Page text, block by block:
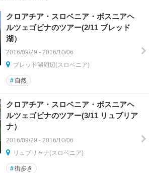
クロアチア・スロベニア・ボスニアヘ
ルツェゴビナのツアー(2/11 ブレッド
湖）
2016/09/29 - 2016/10/06
ブレッド湖周辺(スロベニア)
# 自然
クロアチア・スロベニア・ボスニアヘ
ルツェゴビナのツアー(3/11 リュブリア
ナ）
2016/09/29 - 2016/10/06
リュブリャナ(スロベニア)
#街歩き